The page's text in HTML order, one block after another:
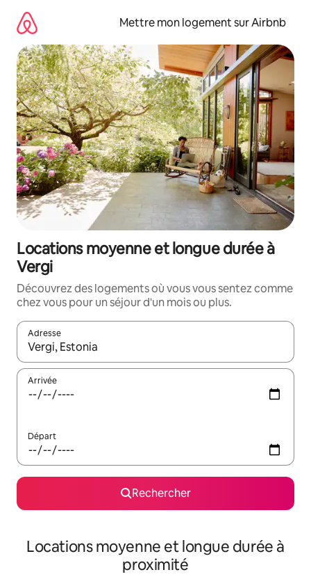
directement
contenu
Mettre mon logement sur Airbnb
Locations moyenne et longue durée à
Vergi
Découvrez des logements où vous vous sentez comme
chez vous pour un séjour d'un mois ou plus.
Adresse
Lorsque les résultats s'affichent, utilisez les flèches vers le
Arrivée
Départ
Rechercher
Locations moyenne et longue durée à
proximité